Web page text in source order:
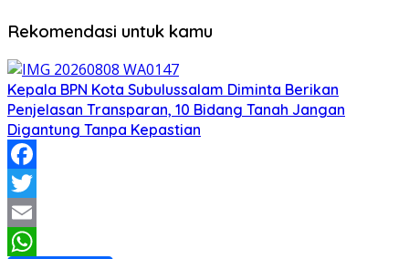
Rekomendasi untuk kamu
Kepala BPN Kota Subulussalam Diminta Berikan
Penjelasan Transparan, 10 Bidang Tanah Jangan
Digantung Tanpa Kepastian
Facebook
Twitter
Email